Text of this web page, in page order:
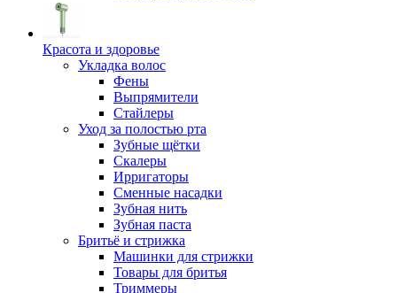
Красота и здоровье
Укладка волос
Фены
Выпрямители
Стайлеры
Уход за полостью рта
Зубные щётки
Скалеры
Ирригаторы
Сменные насадки
Зубная нить
Зубная паста
Бритьё и стрижка
Машинки для стрижки
Товары для бритья
Триммеры